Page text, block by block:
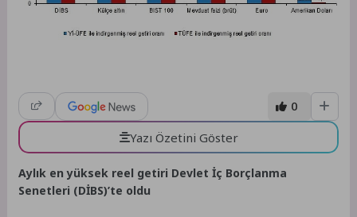
0
Yazı Özetini Göster
Aylık en yüksek reel getiri Devlet İç Borçlanma
Senetleri (DİBS)’te oldu